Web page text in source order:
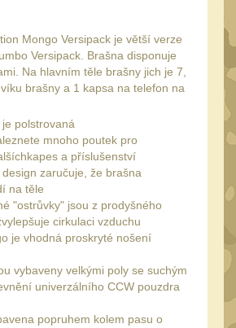
a
a
Mongo Versipack je větší verze
Versipack. Brašna disponuje
Na hlavním těle brašny jich je 7,
brašny a 1 kapsa na telefon na
polstrovaná
mnoho poutek pro
a příslušenství
zaručuje, že brašna
na těle
"ostrůvky" jsou z prodyšného
cirkulaci vzduchu
je vhodná proskryté nošení
vybaveny velkými poly se suchým
univerzálního CCW pouzdra
popruhem kolem pasu o